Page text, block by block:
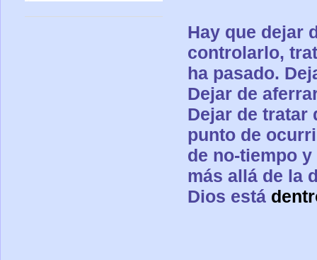
Hay que dejar
controlarlo,
ha pasado.
Dejar de
Dejar de tratar
punto de
de no-tiempo
más allá de la
Dios está